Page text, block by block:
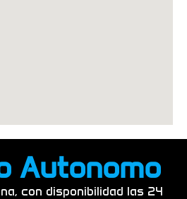
Autonomo
con disponibilidad las 24